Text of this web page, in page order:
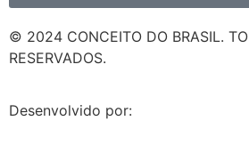
© 2024 CONCEITO DO BRASIL.
RESERVADOS.
Desenvolvido por: